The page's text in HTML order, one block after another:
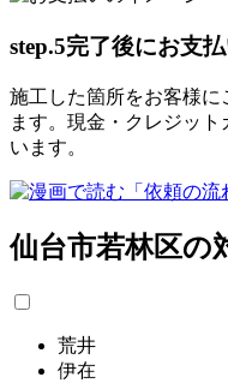
step.5完了後にお支
施工した箇所をお客様に
ます。現金・クレジッ
います。
仙台市若林区の
荒井
伊在